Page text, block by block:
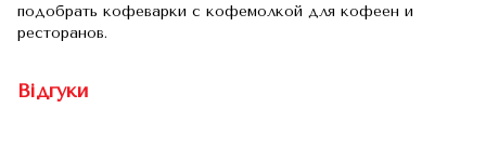
подобрать кофеварки с кофемолкой для кофеен и
ресторанов.
Відгуки